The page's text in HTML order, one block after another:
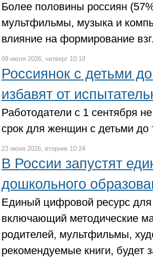
Более половины россиян
мультфильмы, музыка и
влияние на формирование
09 июля 2026, четверг 10:19
Россиянок с детьми
избавят от
Работодатели с 1 сентября
срок для женщин с детьми до
23 июня 2026, вторник 10:24
В России запустят
дошкольного
Единый цифровой ресурс
включающий методические
родителей, мультфильмы,
рекомендуемые книги, будет